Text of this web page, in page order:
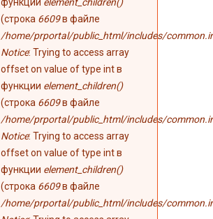
(строка 6609в файле
/home/prportal/public_html/includes/
Notice: Trying to access array
offset on value of type int в
функции element_children()
(строка 6609в файле
/home/prportal/public_html/includes/
Notice: Trying to access array
offset on value of type int в
функции element_children()
(строка 6609в файле
/home/prportal/public_html/includes/